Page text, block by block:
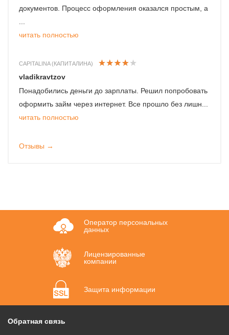
документов. Процесс оформления оказался простым, а
читать полностью
CAPITALINA (КАПИТАЛИНА)
vladikravtzov
Понадобились деньги до зарплаты. Решил попробовать
оформить займ через интернет. Все прошло без лишн...
читать полностью
Отзывы →
Оператор персональных
данных
Лицензированные
компании
Защита информации
Обратная связь